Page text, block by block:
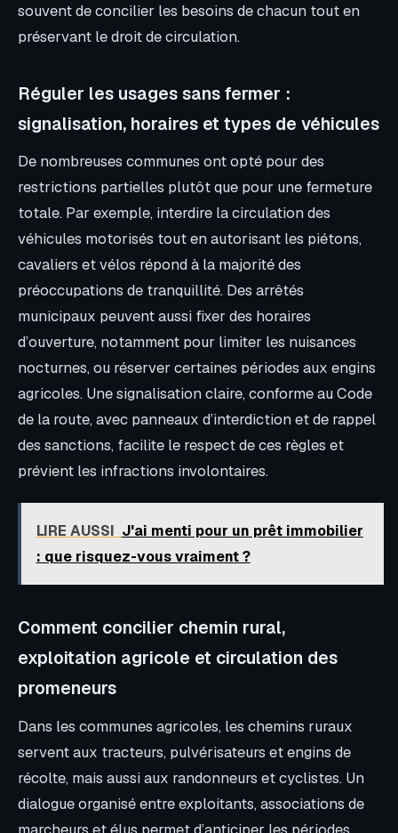
souvent de concilier les besoins de chacun tout en
préservant le droit de circulation.
Réguler les usages sans fermer :
signalisation, horaires et types de véhicules
De nombreuses communes ont opté pour des
restrictions partielles plutôt que pour une fermeture
totale. Par exemple, interdire la circulation des
véhicules motorisés tout en autorisant les piétons,
cavaliers et vélos répond à la majorité des
préoccupations de tranquillité. Des arrêtés
municipaux peuvent aussi fixer des horaires
d’ouverture, notamment pour limiter les nuisances
nocturnes, ou réserver certaines périodes aux engins
agricoles. Une signalisation claire, conforme au Code
de la route, avec panneaux d’interdiction et de rappel
des sanctions, facilite le respect de ces règles et
prévient les infractions involontaires.
LIRE AUSSI J'ai menti pour un prêt immobilier
: que risquez-vous vraiment ?
Comment concilier chemin rural,
exploitation agricole et circulation des
promeneurs
Dans les communes agricoles, les chemins ruraux
servent aux tracteurs, pulvérisateurs et engins de
récolte, mais aussi aux randonneurs et cyclistes. Un
dialogue organisé entre exploitants, associations de